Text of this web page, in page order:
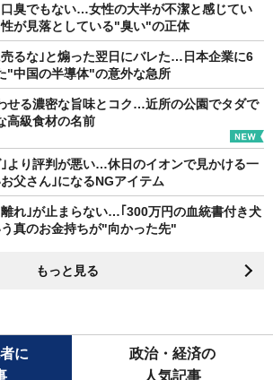
臭でもない…女性の大半が不潔と感じてい
が見落としている"臭い"の正体
るな｣と煽った翌日にバレた…日本企業に6
"中国の半導体"の意外な急所
せる濃密な旨味とコク…近所の公園でタダで
高級食材の名前
｣より評判が悪い…休日のイオンで見かける一
父さん｣になるNGアイテム
れ｣が止まらない…｢300万円の血統書付き犬
真のお金持ちが"向かった先"
もっと見る
に
政治・経済の
人気記事